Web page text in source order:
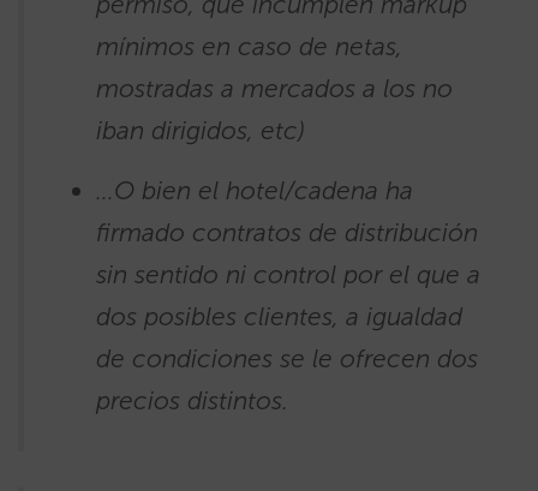
mínimos en caso de netas,
mostradas a mercados a los no
iban dirigidos, etc)
…O bien el hotel/cadena ha
firmado contratos de distribución
sin sentido ni control por el que a
dos posibles clientes, a igualdad
de condiciones se le ofrecen dos
precios distintos.